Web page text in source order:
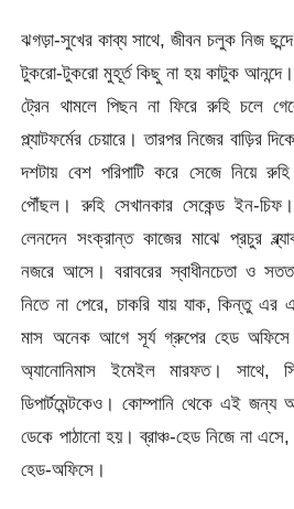
ঝগড়া-সুখের কাব্য সাথে, জীবন চলুক নিজ ছন্দে
টুকরো-টুকরো মুহূর্ত কিছু না হয় কাটুক
ট্রেন থামলে পিছন না ফিরে রুহি চলে
প্ল্যাটফর্মের চেয়ারে। তারপর নিজের বাড়ির
দশটায় বেশ পরিপাটি করে সেজে নিয়ে
পৌঁছল। রুহি সেখানকার সেকেন্ড ইন-চিফ।
লেনদেন সংক্রান্ত কাজের মাঝে প্রচুর
নজরে আসে। বরাবরের স্বাধীনচেতা ও
নিতে না পেরে, চাকরি যায় যাক, কিন্তু
মাস অনেক আগে সূর্য গ্রুপের হেড
অ্যানোনিমাস ইমেইল মারফত। সাথে,
ডিপার্টমেন্টকেও। কোম্পানি থেকে এই জন্য
ডেকে পাঠানো হয়। ব্রাঞ্চ-হেড নিজে না এসে,
হেড-অফিসে।